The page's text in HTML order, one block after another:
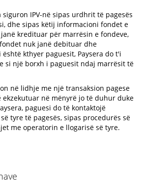
siguron IPV-në sipas urdhrit të pagesës
dhe sipas këtij informacioni fondet e
kredituar për marrësin e fondeve,
nuk janë debituar dhe
kthyer paguesit, Paysera do t'i
si një borxh i paguesit ndaj marrësit të
në lidhje me një transaksion pagese
në mënyrë jo të duhur duke
paguesi do të kontaktojë
tyre të pagesës, sipas procedurës së
me operatorin e llogarisë së tyre.